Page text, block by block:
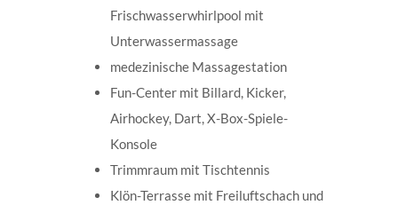
Frischwasserwhirlpool mit
Unterwassermassage
medezinische Massagestation
Fun-Center mit Billard, Kicker,
Airhockey, Dart, X-Box-Spiele-
Konsole
Trimmraum mit Tischtennis
Klön-Terrasse mit Freiluftschach und